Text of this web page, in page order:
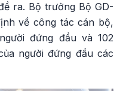
ra. Bộ trưởng Bộ GD-
về công tác cán bộ,
đứng đầu và 102
người đứng đầu các